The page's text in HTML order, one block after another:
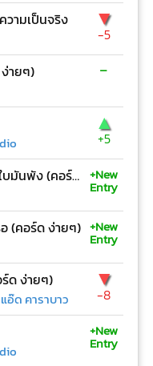
ามเป็นจริง ▼
-5
ายๆ) -
▲
+5
ก่อนที่โลกทั้งใบมันพัง (คอร์ด ง่ายๆ) +New
Entry
(คอร์ด ง่ายๆ) +New
Entry
ด ง่ายๆ)
อ๊ด คาราบาว
▼
-8
+New
Entry